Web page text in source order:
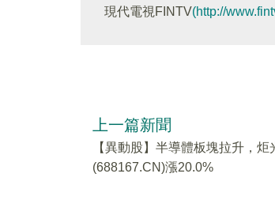
現代電視FINTV(http://
上一篇新聞
【異動股】半導體板塊拉升，炬
(688167.CN)漲20.0%